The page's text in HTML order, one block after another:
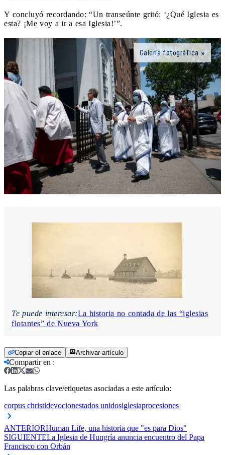
Y concluyó recordando: “Un transeúnte gritó: ‘¿Qué Iglesia es
esta? ¡Me voy a ir a esa Iglesia!’”.
Galería fotográfica
Te puede interesar:La historia no contada de las “iglesias
flotantes” de Nueva York
Copiar el enlace Archivar artículo
Compartir en :
Las palabras clave/etiquetas asociadas a este artículo:
corpus christidevocionestados unidosiglesiaprocesiones
ANTERIORHuman Life, una historia que "es para Dios"
SIGUIENTELa Iglesia de Hungría anuncia encuentro del Papa
Francisco con Orbán